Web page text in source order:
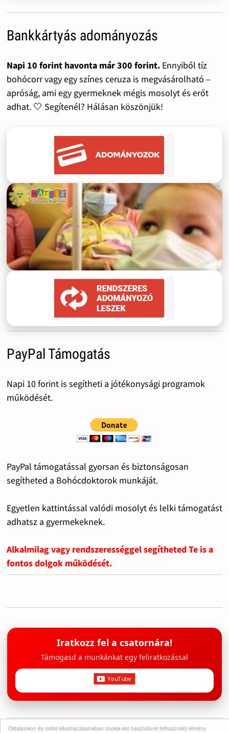
Oldalainkon és mobil alkalmazásainkban cookie-kat használunk felhasználói élmény
Bankkártyás adományozás
Napi 10 forint havonta már 300 forint.Ennyiből tíz
bohócorr vagy egy színes ceruza is megvásárolható –
apróság, ami egy gyermeknek mégis mosolyt és erőt
adhat. 🤍 Segítenél? Hálásan köszönjük!
PayPal Támogatás
Napi 10 forint is segítheti a jótékonysági programok
működését.
PayPal támogatással gyorsan és biztonságosan
segítheted a Bohócdoktorok munkáját.
Egyetlen kattintással valódi mosolyt és lelki támogatást
adhatsz a gyermekeknek.
Alkalmilag vagy rendszerességgel segítheted Te is a
fontos dolgok működését.
Iratkozz fel a csatornára!
Támogasd a munkánkat egy feliratkozással